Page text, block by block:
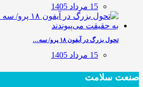
15 مرداد 1405
تحول بزرگ در آیفون ۱۸ پرو/ سه…
15 مرداد 1405
صنعت سلامت